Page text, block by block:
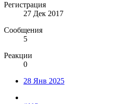
Регистрация
27 Дек 2017
Сообщения
5
Реакции
0
28 Янв 2025